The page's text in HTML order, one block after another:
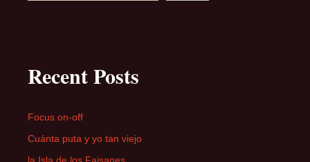
Recent Posts
Focus on-off
Cuánta puta y yo tan viejo
la Isla de los Faisanes